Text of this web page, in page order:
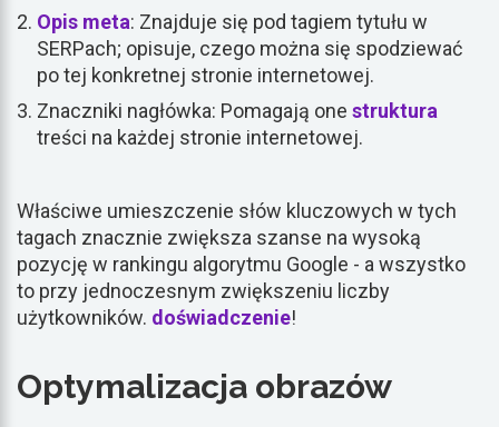
Opis meta: Znajduje się pod tagiem tytułu w
SERPach; opisuje, czego można się spodziewać
po tej konkretnej stronie internetowej.
Znaczniki nagłówka: Pomagają one struktura
treści na każdej stronie internetowej.
Właściwe umieszczenie słów kluczowych w tych
tagach znacznie zwiększa szanse na wysoką
pozycję w rankingu algorytmu Google - a wszystko
to przy jednoczesnym zwiększeniu liczby
użytkowników. doświadczenie!
Optymalizacja obrazów